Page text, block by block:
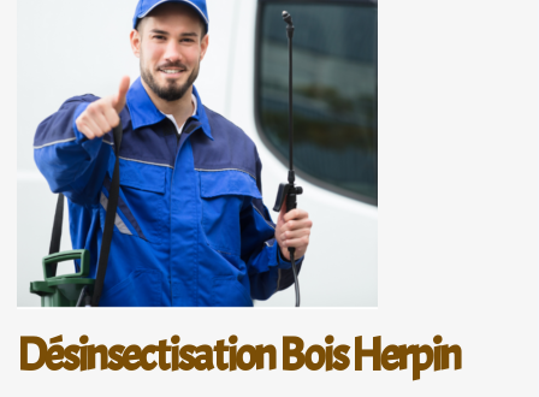
Désinsectisation Bois Herpin